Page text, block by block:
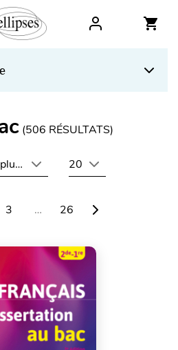
(506 RÉSULTATS)
récent au plus ancien
20
3 … 26